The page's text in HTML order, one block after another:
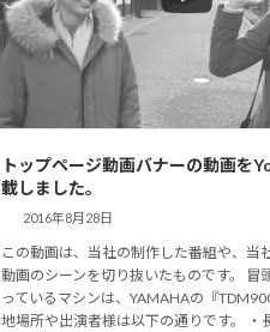
トップページ動画バナーの動画を
載しました。
2016年8月28日
この動画は、当社の制作した番組や、当
動画のシーンを切り抜いたものです。 冒
っているマシンは、YAMAHAの『
地場所や出演者様は以下の通りです。 ・